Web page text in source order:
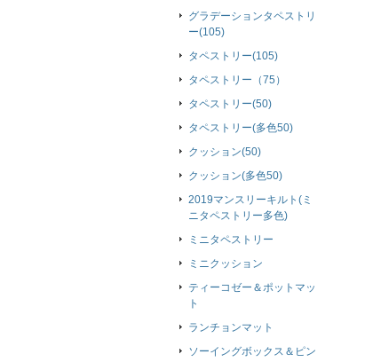
グラデーションタペストリ
ー(105)
タペストリー(105)
タペストリー（75）
タペストリー(50)
タペストリー(多色50)
クッション(50)
クッション(多色50)
2019マンスリーキルト(ミ
ニタペストリー多色)
ミニタペストリー
ミニクッション
ティーコゼー＆ポットマッ
ト
ランチョンマット
ソーイングボックス＆ピン